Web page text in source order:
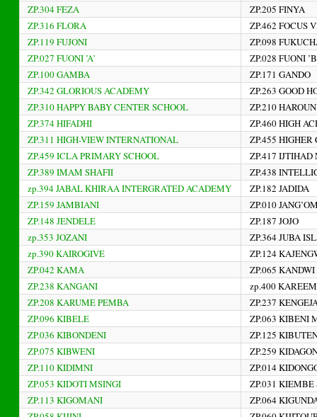
ZP.304 FEZA
ZP.205 FINYA
ZP.316 FLORA
ZP.462 FOCUS
ZP.119 FUJONI
ZP.098
ZP.027 FUONI ’A’
ZP.028 FUONI
ZP.100 GAMBA
ZP.171 GANDO
ZP.342 GLORIOUS ACADEMY
ZP.263 GOOD
ZP.310 HAPPY BABY CENTER SCHOOL
ZP.210
ZP.374 HIFADHI
ZP.460 HIGH
ZP.311 HIGH-VIEW INTERNATIONAL
ZP.455
ZP.459 ICLA PRIMARY SCHOOL
ZP.417 IJTIHAD
ZP.389 IMAM SHAFII
ZP.438
zp.394 JABAL KHIRAA INTERGRATED ACADEMY
ZP.182 JADIDA
ZP.159 JAMBIANI
ZP.010
ZP.148 JENDELE
ZP.187 JOJO
zp.353 JOZANI
ZP.364 JUBA
zp.390 KAIROGIVE
ZP.124
ZP.042 KAMA
ZP.065 KANDWI
ZP.238 KANGANI
zp.400
ZP.208 KARUME PEMBA
ZP.237
ZP.096 KIBELE
ZP.063 KIBENI
ZP.036 KIBONDENI
ZP.125
ZP.075 KIBWENI
ZP.259
ZP.110 KIDIMNI
ZP.014
ZP.053 KIDOTI MSINGI
ZP.031 KIEMBE
ZP.113 KIGOMANI
ZP.064